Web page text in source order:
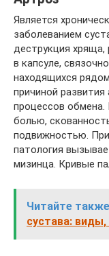
Является
заболеванием
деструкция хряща,
в капсуле,
находящихся
причиной развития
процессов обмена.
болью,
подвижностью. При
патология
мизинца. Кривые
Читайте
сустава: